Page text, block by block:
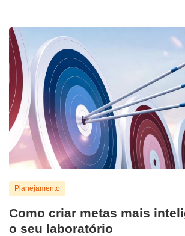
Planejamento
Como criar metas mais
o seu laboratório